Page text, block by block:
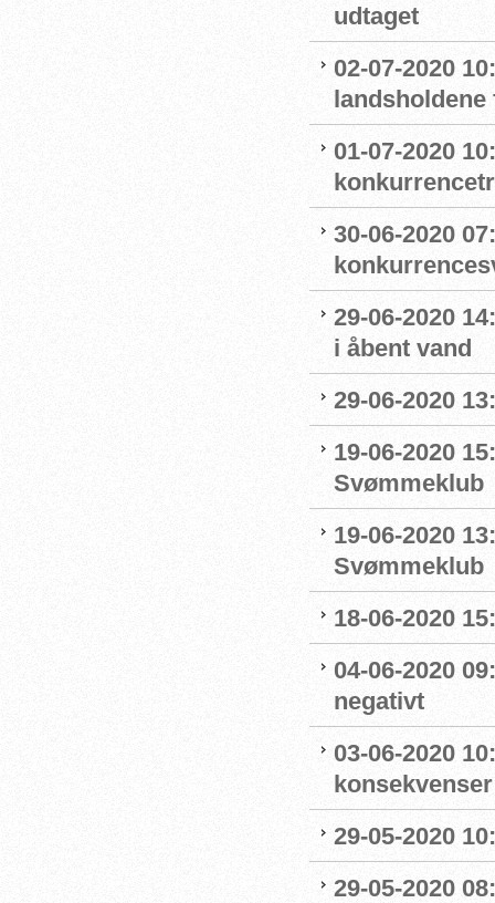
udtaget
02-07-2020
01-07-2020
30-06-2020
29-06-2020
i åbent vand
29-06-2020
19-06-2020
Svømmeklub
19-06-2020
Svømmeklub
18-06-2020
04-06-2020
negativt
03-06-2020
29-05-2020
29-05-2020